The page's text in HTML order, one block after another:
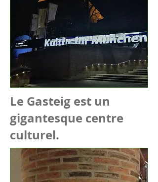
Le Gasteig est un
gigantesque centre
culturel.